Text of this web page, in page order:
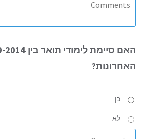
האם
האחרונות?
כן
לא